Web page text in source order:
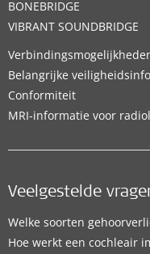
BONEBRIDGE
VIBRANT SOUNDBRIDGE
Belangrijke
Conformiteit
MRI-informatie voor
Veelgestelde
Welke soorten
Hoe werkt een cochleair